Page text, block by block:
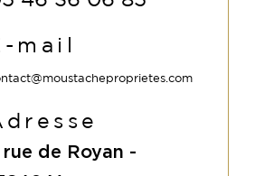
mail
rue de Royan -